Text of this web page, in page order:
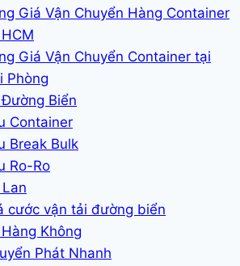
Giá Vận Chuyển Hàng Container
Giá Vận Chuyển Container tại
Phòng
Biển
Container
Break Bulk
Ro-Ro
cước vận tải đường biển
Không
Phát Nhanh